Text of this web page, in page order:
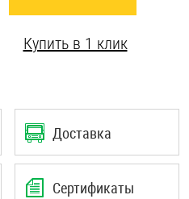
Купить в 1 клик
Доставка
Сертификаты